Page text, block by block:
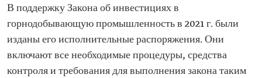
В поддержку Закона об инвестициях в
горнодобывающую промышленность в 2021 г. были
изданы его исполнительные распоряжения. Они
включают все необходимые процедуры, средства
контроля и требования для выполнения закона таким